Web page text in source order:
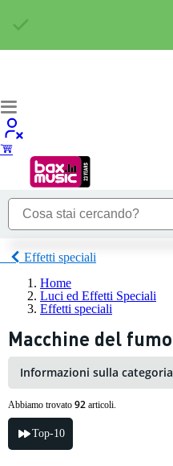
Effetti speciali
Home
Luci ed Effetti Speciali
Effetti speciali
Macchine del fumo
Informazioni sulla categoria
Abbiamo trovato 92 articoli.
Top-10